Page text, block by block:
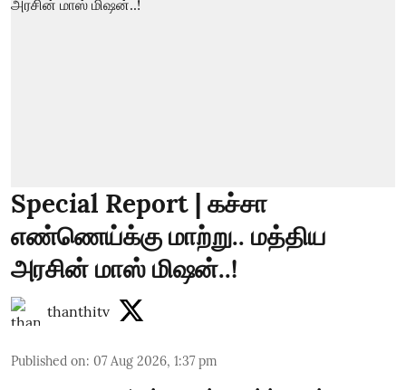
Special Report | கச்சா
எண்ணெய்க்கு மாற்று.. மத்திய
அரசின் மாஸ் மிஷன்..!
thanthitv
Published on: 07 Aug 2026, 1:37 pm